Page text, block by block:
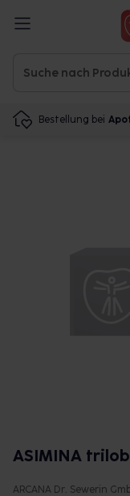
Bestellung bei
ASIMINA
ARCANA Dr. Sewerin